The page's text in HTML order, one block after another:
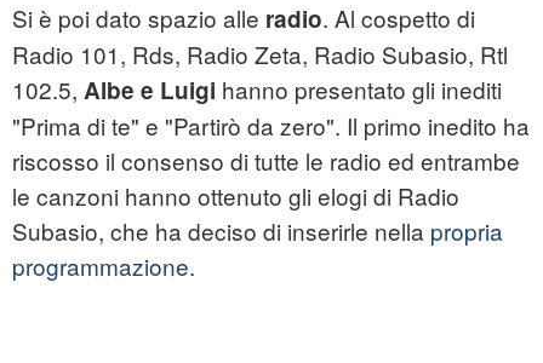
Si è poi dato spazio alle radio. Al cospetto di
Radio 101, Rds, Radio Zeta, Radio Subasio, Rtl
102.5, Albe e Luigi hanno presentato gli inediti
"Prima di te" e "Partirò da zero". Il primo inedito ha
riscosso il consenso di tutte le radio ed entrambe
le canzoni hanno ottenuto gli elogi di Radio
Subasio, che ha deciso di inserirle nella propria
programmazione.